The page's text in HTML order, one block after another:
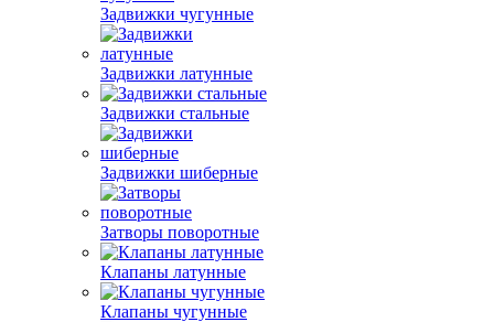
Задвижки чугунные
Задвижки латунные
Задвижки стальные
Задвижки шиберные
Затворы поворотные
Клапаны латунные
Клапаны чугунные